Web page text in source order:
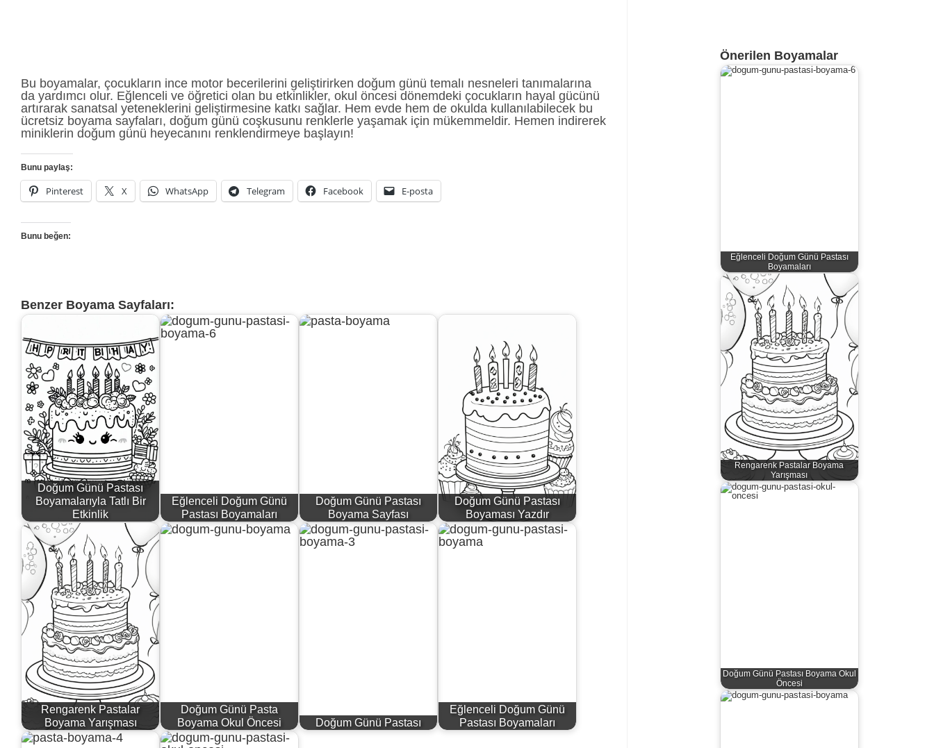
Bu boyamalar, çocukların ince motor becerilerini geliştirirken doğum günü temalı nesneleri tanımalarına
da yardımcı olur. Eğlenceli ve öğretici olan bu etkinlikler, okul öncesi dönemdeki çocukların hayal gücünü
artırarak sanatsal yeteneklerini geliştirmesine katkı sağlar. Hem evde hem de okulda kullanılabilecek bu
ücretsiz boyama sayfaları, doğum günü coşkusunu renklerle yaşamak için mükemmeldir. Hemen indirerek
miniklerin doğum günü heyecanını renklendirmeye başlayın!
Bunu paylaş:
Pinterest X WhatsApp Telegram Facebook E-posta
Bunu beğen:
Benzer Boyama Sayfaları:
Doğum Günü Pastası
Boyamalarıyla Tatlı Bir
Etkinlik
Eğlenceli Doğum Günü
Pastası Boyamaları
Doğum Günü Pastası
Boyama Sayfası
Doğum Günü Pastası
Boyaması Yazdır
Rengarenk Pastalar
Boyama Yarışması
Doğum Günü Pasta
Boyama Okul Öncesi
Doğum Günü Pastası
Eğlenceli Doğum Günü
Pastası Boyamaları
Önerilen Boyamalar
Eğlenceli Doğum Günü Pastası
Boyamaları
Rengarenk Pastalar Boyama
Yarışması
Doğum Günü Pastası Boyama Okul
Öncesi